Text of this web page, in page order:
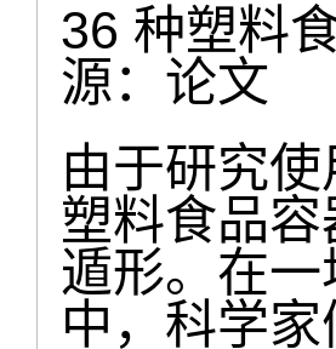
36 种塑料
源：论文
由于研究
塑料食品
遁形。在
中，科学